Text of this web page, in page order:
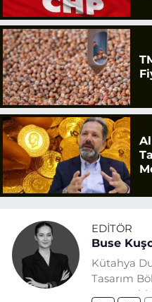
EDITÖR
Buse
Kütahya
Tasarım
mezun